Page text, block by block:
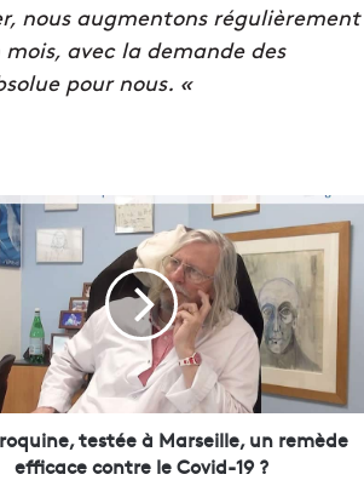
nous augmentons régulièrement
avec la demande des
pour nous. «
testée à Marseille, un remède
efficace contre le Covid-19 ?